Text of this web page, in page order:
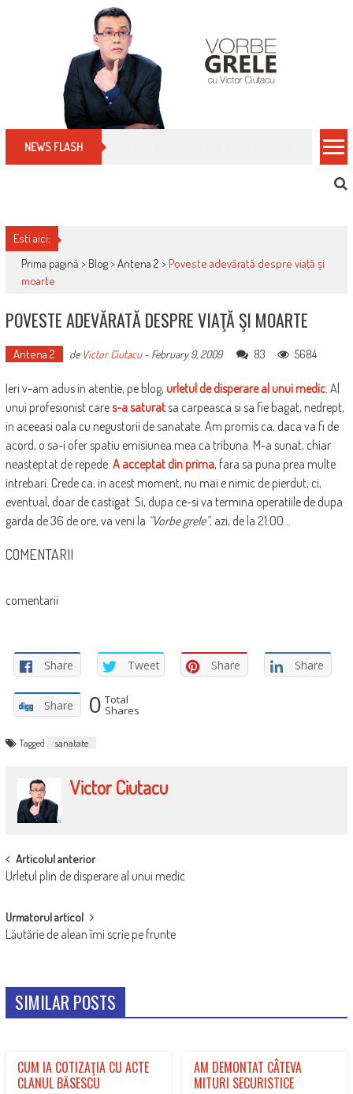
NEWS FLASH Cum îți schimbi, rapid, gratuit și eficient,
Esti aici:
Prima pagină > Blog>Antena 2 > Poveste adevărată despre viaţă şi
moarte
POVESTE ADEVĂRATĂ DESPRE VIAŢĂ ŞI MOARTE
Antena 2 de Victor Ciutacu- February 9, 2009 83 5684
Ieri v-am adus in atentie, pe blog, urletul de disperare al unui medic. Al
unui profesionist cares-a saturatsa carpeasca si sa fie bagat, nedrept,
in aceeasi oala cu negustorii de sanatate. Am promis ca, daca va fi de
acord, o sa-i ofer spatiu emisiunea mea ca tribuna. M-a sunat, chiar
neasteptat de repede. A acceptat din prima, fara sa puna prea multe
intrebari. Crede ca, in acest moment, nu mai e nimic de pierdut, ci,
eventual, doar de castigat. Si, dupa ce-si va termina operatiile de dupa
garda de 36 de ore, va veni la “Vorbe grele”, azi, de la 21:00…
COMENTARII
comentarii
Share Tweet Share Share
Share 0 Total
Shares
Tagged sanatate
Victor Ciutacu
POST
NAVIGATION
Articolul anterior
Urletul plin de disperare al unui medic
Urmatorul articol
Lăutărie de alean îmi scrie pe frunte
SIMILAR POSTS
CUM IA COTIZAŢIA CU ACTE
CLANUL BĂSESCU
AM DEMONTAT CÂTEVA
MITURI SECURISTICE